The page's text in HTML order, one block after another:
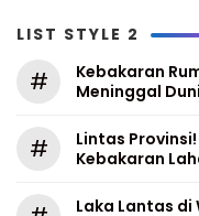
LIST STYLE 2
#
Kebakaran
Meninggal
#
Lintas
Kebakaran
Laka Lantas